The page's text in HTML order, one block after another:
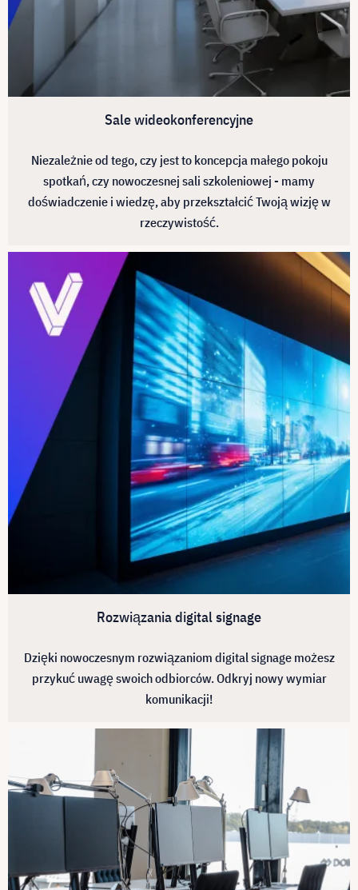
Sale wideokonferencyjne
Niezależnie od tego, czy jest to koncepcja małego pokoju
spotkań, czy nowoczesnej sali szkoleniowej - mamy
doświadczenie i wiedzę, aby przekształcić Twoją wizję w
rzeczywistość.
Rozwiązania digital signage
Dzięki nowoczesnym rozwiązaniom digital signage możesz
przykuć uwagę swoich odbiorców. Odkryj nowy wymiar
komunikacji!